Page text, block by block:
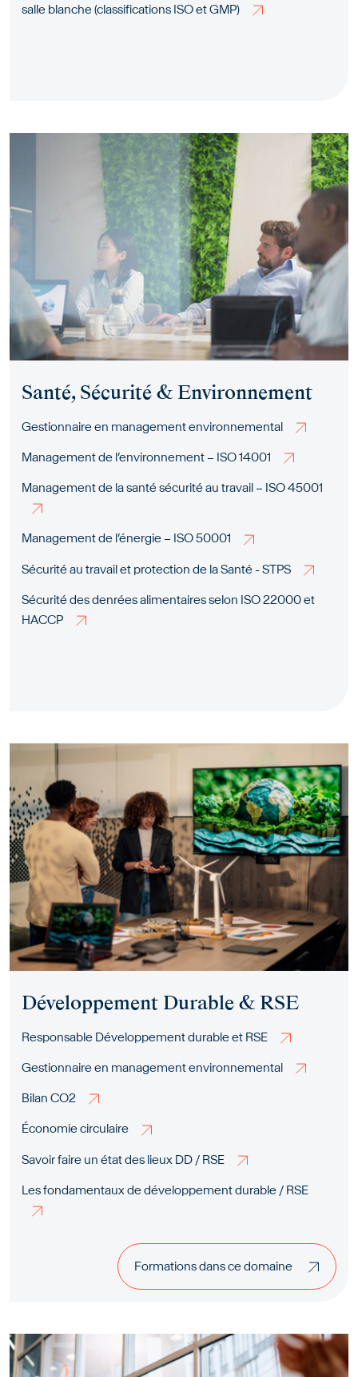
salle blanche (classifications ISO et GMP)
Santé, Sécurité & Environnement
Gestionnaire en management environnemental
Management de l’environnement – ISO 14001
Management de la santé sécurité au travail – ISO 45001
Management de l’énergie – ISO 50001
Sécurité au travail et protection de la Santé - STPS
Sécurité des denrées alimentaires selon ISO 22000 et
HACCP
Développement Durable & RSE
Responsable Développement durable et RSE
Gestionnaire en management environnemental
Bilan CO2
Économie circulaire
Savoir faire un état des lieux DD / RSE
Les fondamentaux de développement durable / RSE
Formations dans ce domaine
Formations dans ce domaine